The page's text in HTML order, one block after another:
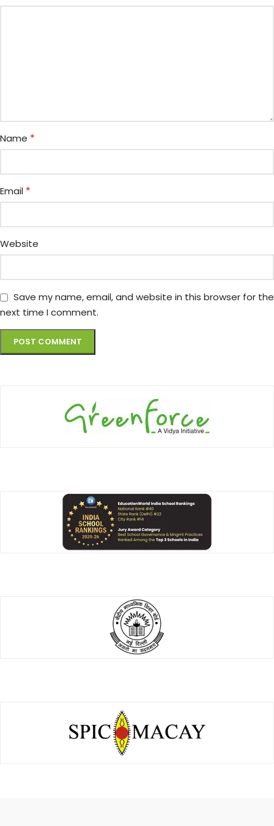
Name *
Email *
Website
Save my name, email, and website in this browser for the
next time I comment.